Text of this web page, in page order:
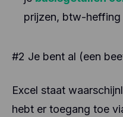
prijzen, btw-heffing
#2 Je bent al (een
Excel staat
hebt er toegang toe